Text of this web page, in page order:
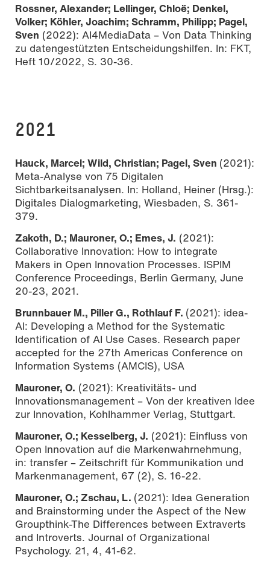
Rossner, Alexander; Lellinger, Chloë; Denkel,
Volker; Köhler, Joachim; Schramm, Philipp; Pagel,
Sven (2022): AI4MediaData – Von Data Thinking
zu datengestützten Entscheidungshilfen. In: FKT,
Heft 10/2022, S. 30-36.
2021
Hauck, Marcel; Wild, Christian; Pagel, Sven (2021):
Meta-Analyse von 75 Digitalen
Sichtbarkeitsanalysen. In: Holland, Heiner (Hrsg.):
Digitales Dialogmarketing, Wiesbaden, S. 361-
379.
Zakoth, D.; Mauroner, O.; Emes, J. (2021):
Collaborative Innovation: How to integrate
Makers in Open Innovation Processes. ISPIM
Conference Proceedings, Berlin Germany, June
20-23, 2021.
Brunnbauer M., Piller G., Rothlauf F. (2021): idea-
AI: Developing a Method for the Systematic
Identification of AI Use Cases. Research paper
accepted for the 27th Americas Conference on
Information Systems (AMCIS), USA
Mauroner, O. (2021): Kreativitäts- und
Innovationsmanagement – Von der kreativen Idee
zur Innovation, Kohlhammer Verlag, Stuttgart.
Mauroner, O.; Kesselberg, J. (2021): Einfluss von
Open Innovation auf die Markenwahrnehmung,
in: transfer – Zeitschrift für Kommunikation und
Markenmanagement, 67 (2), S. 16-22.
Mauroner, O.; Zschau, L. (2021): Idea Generation
and Brainstorming under the Aspect of the New
Groupthink-The Differences between Extraverts
and Introverts. Journal of Organizational
Psychology. 21, 4, 41-62.